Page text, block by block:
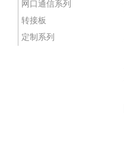
网口通信系列
转接板
定制系列